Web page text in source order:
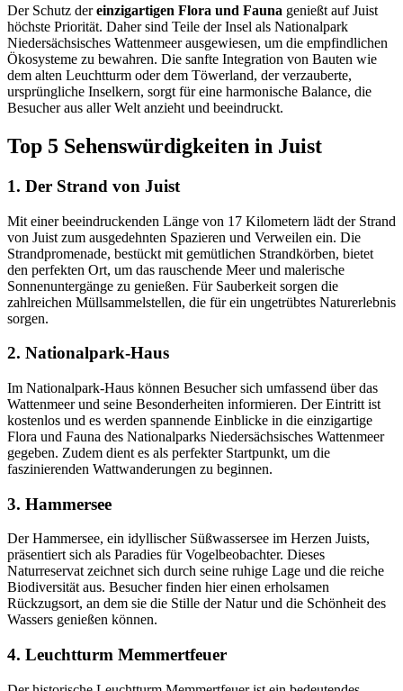
Der Schutz dereinzigartigen Flora und Fauna genießt auf Juist
höchste Priorität. Daher sind Teile der Insel als Nationalpark
Niedersächsisches Wattenmeer ausgewiesen, um die empfindlichen
Ökosysteme zu bewahren. Die sanfte Integration von Bauten wie
dem alten Leuchtturm oder dem Töwerland, der verzauberte,
ursprüngliche Inselkern, sorgt für eine harmonische Balance, die
Besucher aus aller Welt anzieht und beeindruckt.
Top 5 Sehenswürdigkeiten in Juist
1. Der Strand von Juist
Mit einer beeindruckenden Länge von 17 Kilometern lädt der Strand
von Juist zum ausgedehnten Spazieren und Verweilen ein. Die
Strandpromenade, bestückt mit gemütlichen Strandkörben, bietet
den perfekten Ort, um das rauschende Meer und malerische
Sonnenuntergänge zu genießen. Für Sauberkeit sorgen die
zahlreichen Müllsammelstellen, die für ein ungetrübtes Naturerlebnis
sorgen.
2. Nationalpark-Haus
Im Nationalpark-Haus können Besucher sich umfassend über das
Wattenmeer und seine Besonderheiten informieren. Der Eintritt ist
kostenlos und es werden spannende Einblicke in die einzigartige
Flora und Fauna des Nationalparks Niedersächsisches Wattenmeer
gegeben. Zudem dient es als perfekter Startpunkt, um die
faszinierenden Wattwanderungen zu beginnen.
3. Hammersee
Der Hammersee, ein idyllischer Süßwassersee im Herzen Juists,
präsentiert sich als Paradies für Vogelbeobachter. Dieses
Naturreservat zeichnet sich durch seine ruhige Lage und die reiche
Biodiversität aus. Besucher finden hier einen erholsamen
Rückzugsort, an dem sie die Stille der Natur und die Schönheit des
Wassers genießen können.
4. Leuchtturm Memmertfeuer